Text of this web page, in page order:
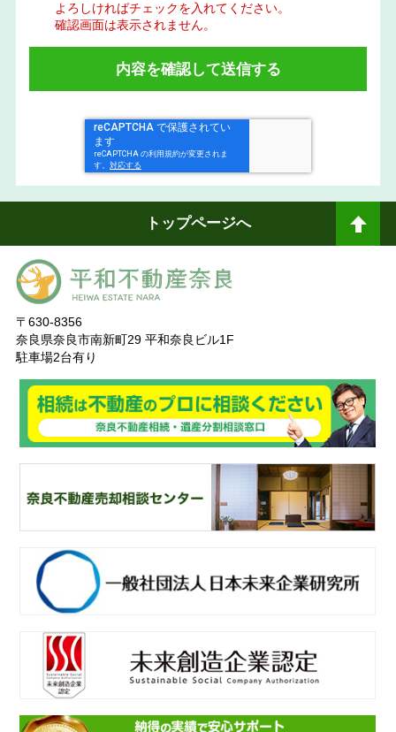
よろしければチェックを入れてください。
確認画面は表示されません。
トップページへ
ージトップへ
〒630-8356
奈良県奈良市南新町29 平和奈良ビル1F
駐車場2台有り
良不動産相続・遺産分割相談窓口
般社団法人日本未来企業研究所